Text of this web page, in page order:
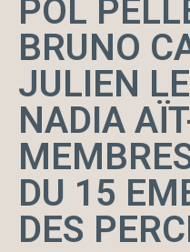
POL
BRUNO
JULIEN
NADIA
DU 15
DES